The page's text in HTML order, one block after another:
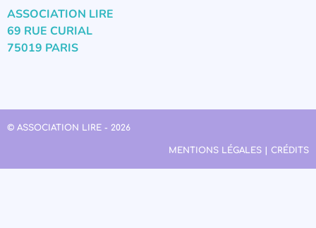
ASSOCIATION LIRE
69 RUE CURIAL
75019 PARIS
© ASSOCIATION LIRE - 2026
MENTIONS LÉGALES | CRÉDITS